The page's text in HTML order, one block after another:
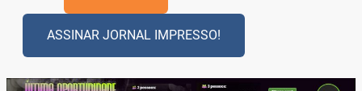
ASSINAR JORNAL IMPRESSO!